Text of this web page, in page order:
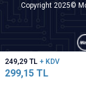
249,29 TL + KDV
299,15 TL
Copyright 2025©